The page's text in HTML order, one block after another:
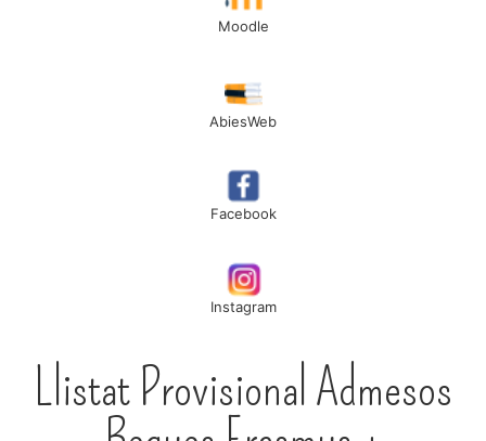
Moodle
AbiesWeb
Facebook
Instagram
Llistat Provisional Admesos